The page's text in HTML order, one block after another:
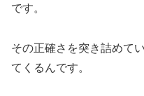
です。
その正確さを突き詰めて
てくるんです。